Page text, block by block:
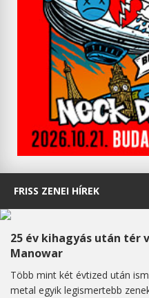
FRISS ZENEI HÍREK
25 év kihagyás után tér
Manowar
Több mint két évtized után
metal egyik legismertebb